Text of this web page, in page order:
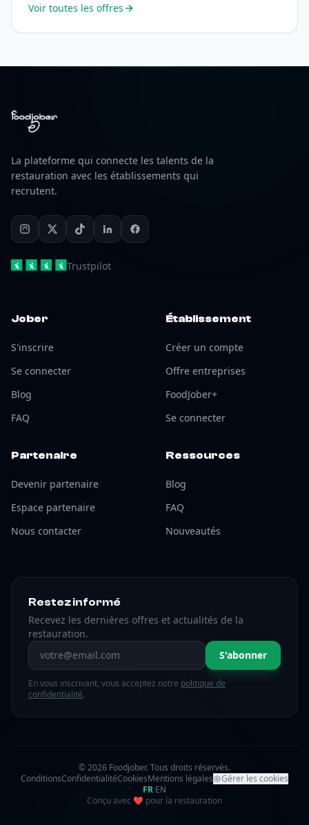
Voir toutes les offres
La plateforme qui connecte les talents de la
restauration avec les établissements qui
recrutent.
Trustpilot
Jober
S'inscrire
Se connecter
Blog
FAQ
Établissement
Créer un compte
Offre entreprises
FoodJober+
Se connecter
Partenaire
Devenir partenaire
Espace partenaire
Nous contacter
Ressources
Blog
FAQ
Nouveautés
Restez informé
Recevez les dernières offres et actualités de la
restauration.
Adresse email S'abonner
En vous inscrivant, vous acceptez notre politique de
confidentialité.
© 2026 Foodjober. Tous droits réservés.
ConditionsConfidentialitéCookiesMentions légales
Gérer les cookies
FR·EN
Conçu avec ❤ amour
pour la restauration